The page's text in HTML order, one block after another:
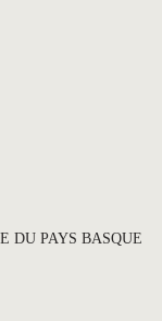
DU PAYS BASQUE